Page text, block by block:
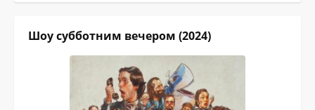
Шоу субботним вечером (2024)